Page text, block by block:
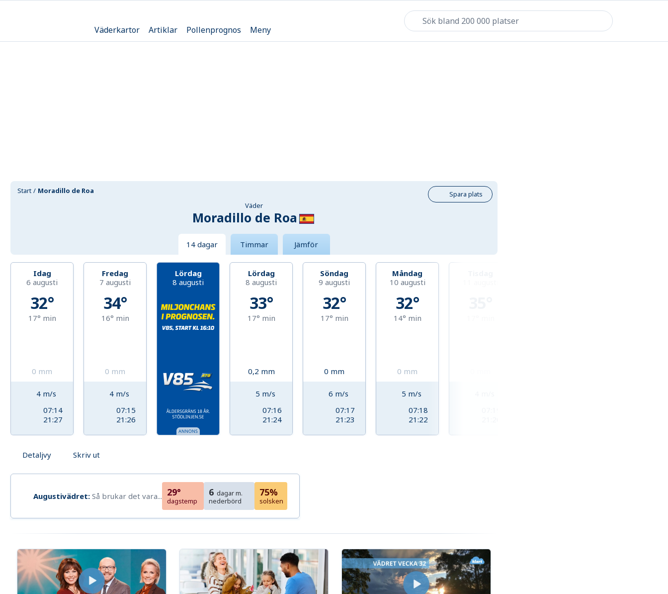
Väderkartor Artiklar Pollenprognos Meny
Start Moradillo de Roa
Spara plats
Väder
Moradillo de Roa
14 dagar Timmar Jämför
Idag
6 augusti
32°
17° min
0 mm
4 m/s
07:14
21:27
Fredag
7 augusti
34°
16° min
0 mm
4 m/s
07:15
21:26
Lördag
8 augusti
Lördag
8 augusti
33°
17° min
0,2 mm
5 m/s
07:16
21:24
Söndag
9 augusti
32°
17° min
0 mm
6 m/s
07:17
21:23
Måndag
10 augusti
32°
14° min
0 mm
5 m/s
07:18
21:22
Detaljvy Skriv ut
Augustivädret: Så brukar det vara... 29°
dagstemp
6 dagar m.
nederbörd
75%
solsken